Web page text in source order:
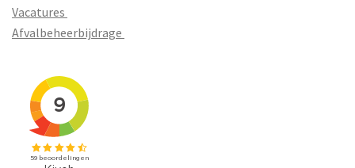
Vacatures
Afvalbeheerbijdrage